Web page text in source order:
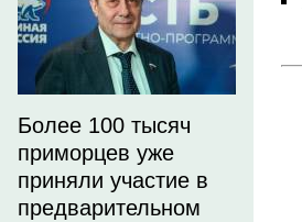
Более 100 тысяч
приморцев уже
приняли участие в
предварительном